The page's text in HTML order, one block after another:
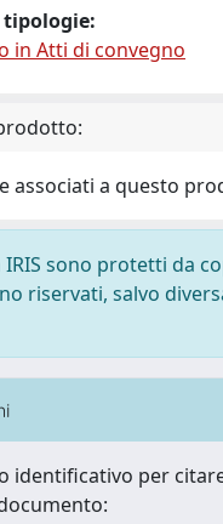
tipologie:
in Atti di convegno
associati a questo
sono protetti da
riservati, salvo
identificativo per